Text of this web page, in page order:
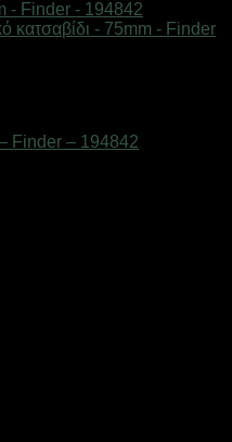
– Finder – 194842